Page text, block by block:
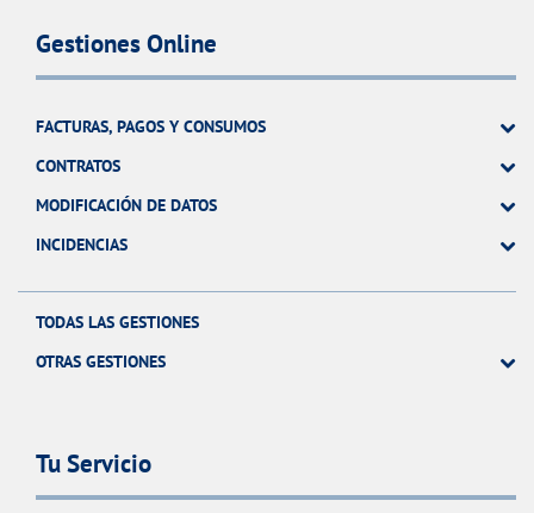
Gestiones Online
FACTURAS, PAGOS Y CONSUMOS
CONTRATOS
MODIFICACIÓN DE DATOS
INCIDENCIAS
TODAS LAS GESTIONES
OTRAS GESTIONES
Tu Servicio